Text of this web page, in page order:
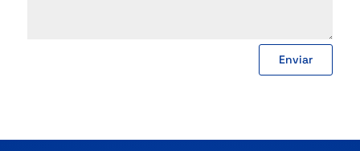
Enviar